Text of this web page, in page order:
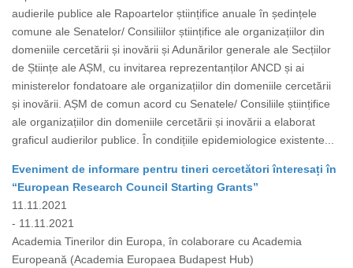
audierile publice ale Rapoartelor științifice anuale în ședințele
comune ale Senatelor/ Consiliilor științifice ale organizațiilor din
domeniile cercetării și inovării și Adunărilor generale ale Secțiilor
de Științe ale AȘM, cu invitarea reprezentanților ANCD și ai
ministerelor fondatoare ale organizațiilor din domeniile cercetării
și inovării. AȘM de comun acord cu Senatele/ Consiliile științifice
ale organizațiilor din domeniile cercetării și inovării a elaborat
graficul audierilor publice. În condițiile epidemiologice existente...
Eveniment de informare pentru tineri cercetători înteresați în
“European Research Council Starting Grants”
11.11.2021
- 11.11.2021
Academia Tinerilor din Europa, în colaborare cu Academia
Europeană (Academia Europaea Budapest Hub)